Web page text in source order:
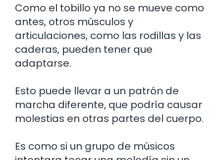
Como el tobillo ya no se mueve como
antes, otros músculos y
articulaciones, como las rodillas y las
caderas, pueden tener que
adaptarse.
Esto puede llevar a un patrón de
marcha diferente, que podría causar
molestias en otras partes del cuerpo.
Es como si un grupo de músicos